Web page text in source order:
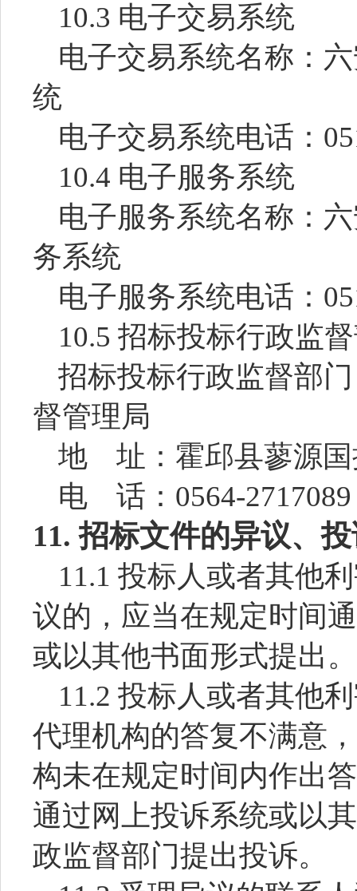
10.3 电子交易系统
电子交易系统名称：
统
电子交易系统电话：
10.4 电子服务系统
电子服务系统名称：
务系统
电子服务系统电话：
10.5 招标投标行政监
招标投标行政监督部
督管理局
地
址：霍邱县蓼源
电
话： 0564-2717089
11. 招标文件的异议、
11.1 投标人或者其他
议的，应当在规定时间
或以其他书面形式提出。
11.2 投标人或者其他
代理机构的答复不满意
构未在规定时间内作出
通过网上投诉系统或以
政监督部门提出投诉。